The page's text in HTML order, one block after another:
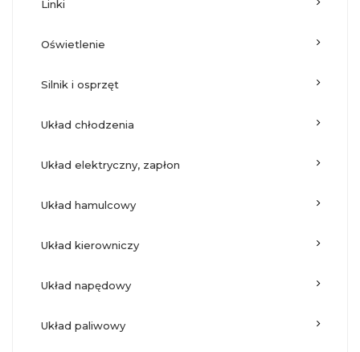
linki
oświetlenie
silnik i osprzęt
układ chłodzenia
układ elektryczny, zapłon
układ hamulcowy
układ kierowniczy
układ napędowy
układ paliwowy